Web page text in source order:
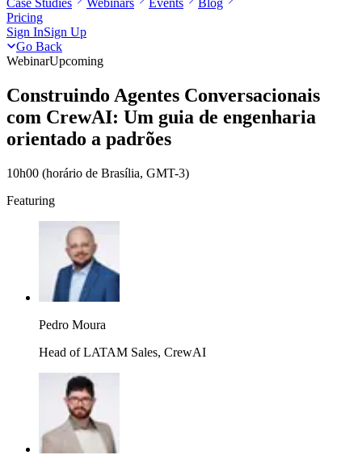
Case Studies Webinars Events
Blog
Pricing
Sign InSign Up
Go Back
WebinarUpcoming
Construindo Agentes Conversacionais
com CrewAI: Um guia de engenharia
orientado a padrões
10h00 (horário de Brasília, GMT-3)
Featuring
Pedro Moura
Head of LATAM Sales, CrewAI